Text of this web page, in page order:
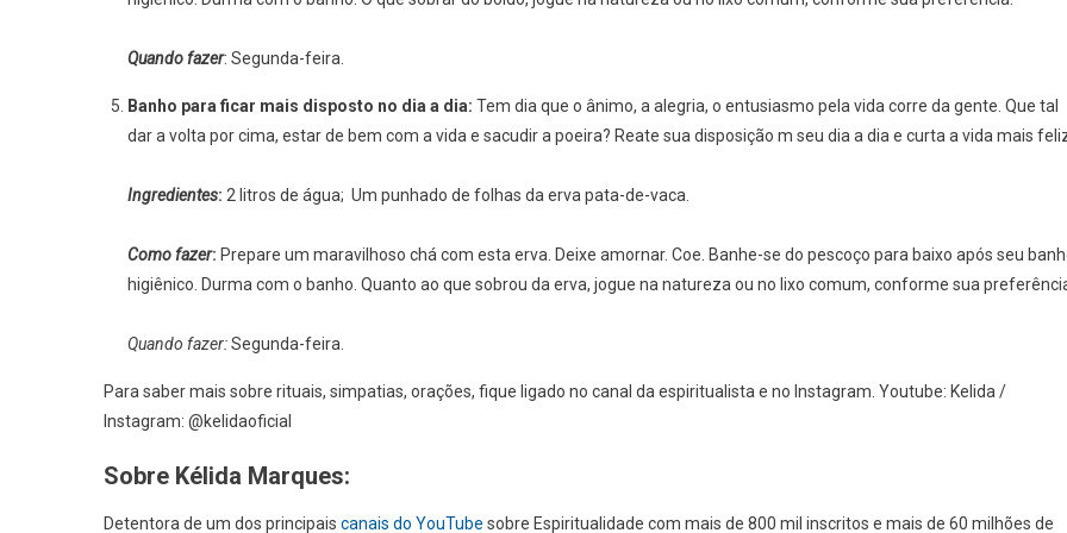
Quando fazer: Segunda-feira.
Banho para ficar mais disposto no dia a dia: Tem dia que o ânimo, a alegria, o entusiasmo pela vida corre da gente. Que tal
dar a volta por cima, estar de bem com a vida e sacudir a poeira? Reate sua disposição m seu dia a dia e curta a vida mais
Ingredientes: 2 litros de água; Um punhado de folhas da erva pata-de-vaca.
Como fazer: Prepare um maravilhoso chá com esta erva. Deixe amornar. Coe. Banhe-se do pescoço para baixo após seu
higiênico. Durma com o banho. Quanto ao que sobrou da erva, jogue na natureza ou no lixo comum, conforme sua
Quando fazer:Segunda-feira.
Para saber mais sobre rituais, simpatias, orações, fique ligado no canal da espiritualista e no Instagram. Youtube: Kelida /
Instagram: @kelidaoficial
Sobre Kélida Marques:
Detentora de um dos principais canais do YouTube sobre Espiritualidade com mais de 800 mil inscritos e mais de 60 milhões de